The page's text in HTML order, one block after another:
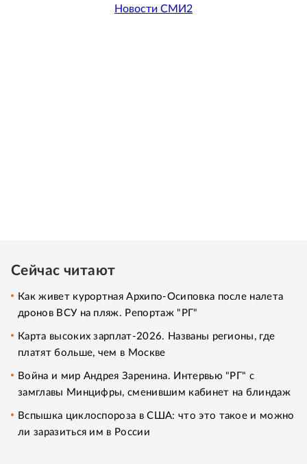
Новости СМИ2
Сейчас читают
Как живет курортная Архипо-Осиповка после налета
дронов ВСУ на пляж. Репортаж "РГ"
Карта высоких зарплат-2026. Названы регионы, где
платят больше, чем в Москве
Война и мир Андрея Заренина. Интервью "РГ" с
замглавы Минцифры, сменившим кабинет на блиндаж
Вспышка циклоспороза в США: что это такое и можно
ли заразиться им в России